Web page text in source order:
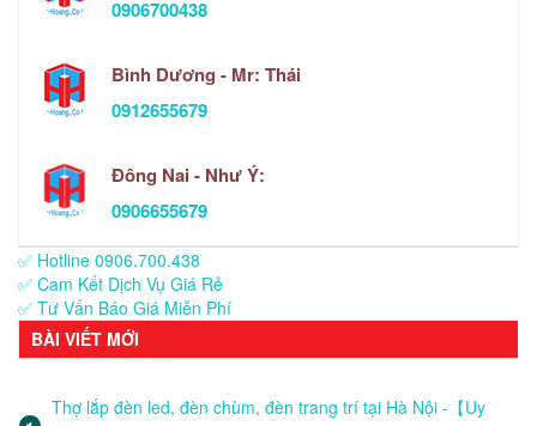
0906700438
Bình Dương - Mr: Thái
0912655679
Đông Nai - Như Ý:
0906655679
✅ Hotline 0906.700.438
✅ Cam Kết Dịch Vụ Giá Rẻ
✅ Tư Vấn Báo Giá Miễn Phí
BÀI VIẾT MỚI
Thợ lắp đèn led, đèn chùm, đèn trang trí tại Hà Nội -【Uy